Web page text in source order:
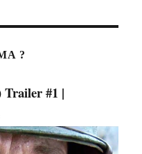
?
Trailer #1 |